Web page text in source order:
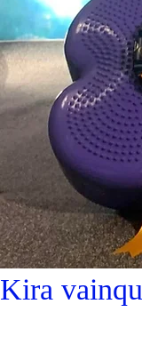
Kira